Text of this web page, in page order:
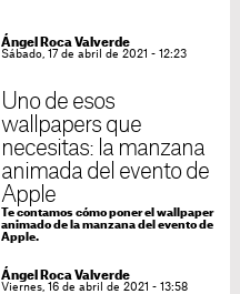
Ángel Roca Valverde
Sábado, 17 de abril de 2021 - 12:23
Uno de esos
wallpapers que
necesitas: la manzana
animada del evento de
Apple
Te contamos cómo poner el wallpaper
animado de la manzana del evento de
Apple.
Ángel Roca Valverde
Viernes, 16 de abril de 2021 - 13:58